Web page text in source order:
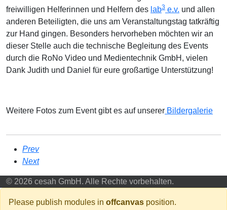
freiwilligen Helferinnen und Helfern des lab3 e.v. und allen
anderen Beteiligten, die uns am Veranstaltungstag tatkräftig
zur Hand gingen. Besonders hervorheben möchten wir an
dieser Stelle auch die technische Begleitung des Events
durch die RoNo Video und Medientechnik GmbH, vielen
Dank Judith und Daniel für eure großartige Unterstützung!
Weitere Fotos zum Event gibt es auf unserer Bildergalerie
Prev
Next
© 2026 cesah GmbH. Alle Rechte vorbehalten.
Please publish modules in offcanvas position.